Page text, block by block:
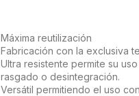
Máxima reutilización
Fabricación con la exclusiva
Ultra resistente permite su
rasgado o desintegración.
Versátil permitiendo el uso